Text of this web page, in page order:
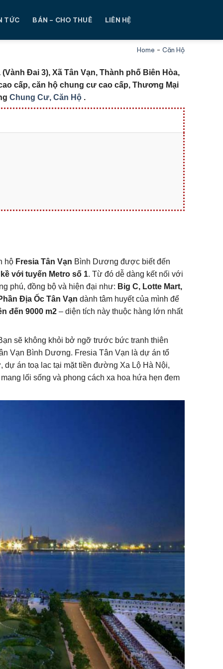
TỨC BÁN – CHO THUÊ LIÊN HỆ
Home - Căn Hộ
Đai 3), Xã Tân Vạn, Thành phố Biên Hòa,
cấp, căn hộ chung cư cao cấp, Thương Mại
Chung Cư, Căn Hộ .
hộ Fresia Tân Vạn Bình Dương được biết đến
với tuyến Metro số 1. Từ đó dễ dàng kết nối với
phú, đồng bộ và hiện đại như: Big C, Lotte Mart,
Địa Ốc Tân Vạn dành tâm huyết của mình để
đến 9000 m2 – diện tích này thuộc hàng lớn nhất
sẽ không khỏi bở ngỡ trước bức tranh thiên
Vạn Bình Dương. Fresia Tân Vạn là dự án tổ
dự án toạ lac tại mặt tiền đường Xa Lộ Hà Nội,
lối sống và phong cách xa hoa hứa hẹn đem